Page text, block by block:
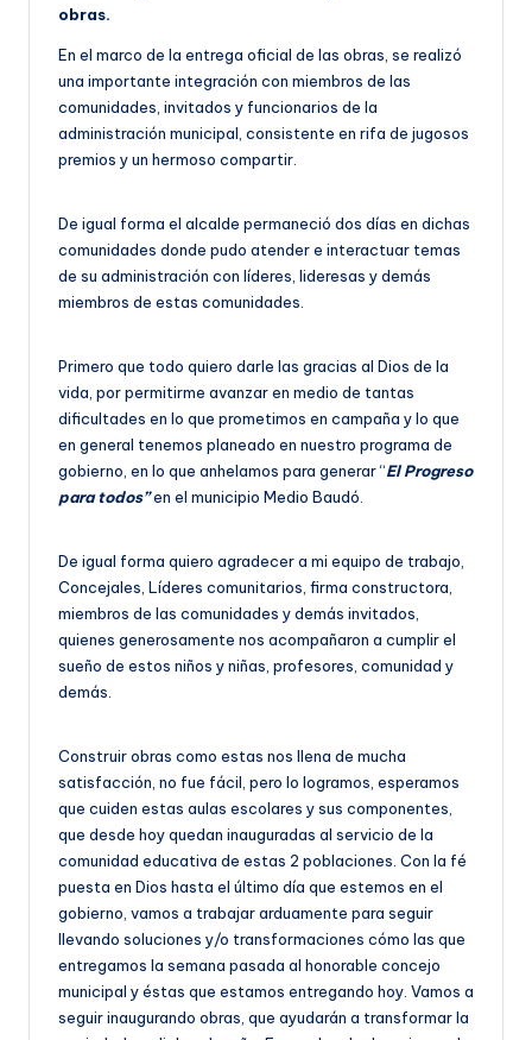
obras.
En el marco de la entrega oficial de las obras, se realizó
una importante integración con miembros de las
comunidades, invitados y funcionarios de la
administración municipal, consistente en rifa de jugosos
premios y un hermoso compartir.
De igual forma el alcalde permaneció dos días en dichas
comunidades donde pudo atender e interactuar temas
de su administración con líderes, lideresas y demás
miembros de estas comunidades.
Primero que todo quiero darle las gracias al Dios de la
vida, por permitirme avanzar en medio de tantas
dificultades en lo que prometimos en campaña y lo que
en general tenemos planeado en nuestro programa de
gobierno, en lo que anhelamos para generar “El Progreso
para todos”en el municipio Medio Baudó.
De igual forma quiero agradecer a mi equipo de trabajo,
Concejales, Líderes comunitarios, firma constructora,
miembros de las comunidades y demás invitados,
quienes generosamente nos acompañaron a cumplir el
sueño de estos niños y niñas, profesores, comunidad y
demás.
Construir obras como estas nos llena de mucha
satisfacción, no fue fácil, pero lo logramos, esperamos
que cuiden estas aulas escolares y sus componentes,
que desde hoy quedan inauguradas al servicio de la
comunidad educativa de estas 2 poblaciones. Con la fé
puesta en Dios hasta el último día que estemos en el
gobierno, vamos a trabajar arduamente para seguir
llevando soluciones y/o transformaciones cómo las que
entregamos la semana pasada al honorable concejo
municipal y éstas que estamos entregando hoy. Vamos a
seguir inaugurando obras, que ayudarán a transformar la